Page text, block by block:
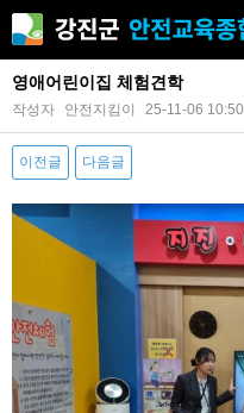
영애어린이집 체험견학
작성자 안전지킴이 25-11-06 10:50
이전글 다음글
본문